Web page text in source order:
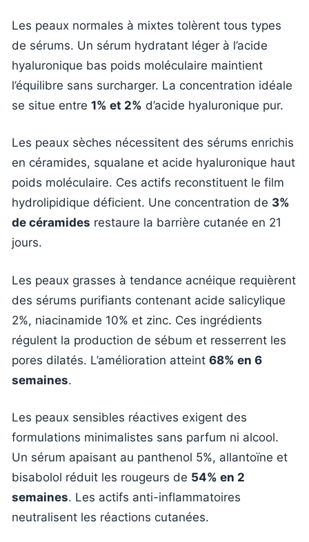
Les peaux normales à mixtes tolèrent tous types
de sérums. Un sérum hydratant léger à l’acide
hyaluronique bas poids moléculaire maintient
l’équilibre sans surcharger. La concentration idéale
se situe entre 1% et 2% d’acide hyaluronique pur.
Les peaux sèches nécessitent des sérums enrichis
en céramides, squalane et acide hyaluronique haut
poids moléculaire. Ces actifs reconstituent le film
hydrolipidique déficient. Une concentration de 3%
de céramides restaure la barrière cutanée en 21
jours.
Les peaux grasses à tendance acnéique requièrent
des sérums purifiants contenant acide salicylique
2%, niacinamide 10% et zinc. Ces ingrédients
régulent la production de sébum et resserrent les
pores dilatés. L’amélioration atteint 68% en 6
semaines.
Les peaux sensibles réactives exigent des
formulations minimalistes sans parfum ni alcool.
Un sérum apaisant au panthenol 5%, allantoïne et
bisabolol réduit les rougeurs de 54% en 2
semaines. Les actifs anti-inflammatoires
neutralisent les réactions cutanées.